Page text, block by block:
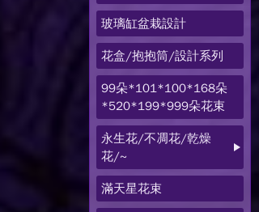
玻璃缸盆栽設計
花盒/抱抱筒/設計系列
99朵*101*100*168朵
*520*199*999朵花束
永生花/不凋花/乾燥
花/~
滿天星花束